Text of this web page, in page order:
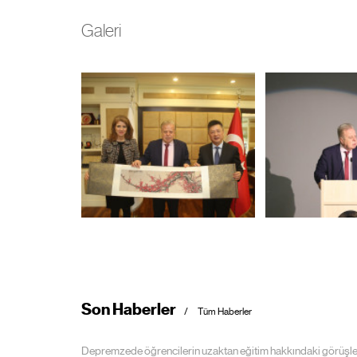
Galeri
Son Haberler Tüm Haberler
Depremzede öğrencilerin uzaktan eğitim hakkındaki